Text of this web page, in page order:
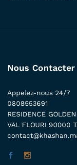
Nous Contacter
Appelez-nous 24/7
0808553691
RESIDENCE
VAL FLOURI 90000